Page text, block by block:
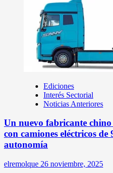
Ediciones
Interés Sectorial
Noticias Anteriores
Un nuevo fabricante
con camiones eléctricos
autonomía
elremolque 26 noviembre, 2025